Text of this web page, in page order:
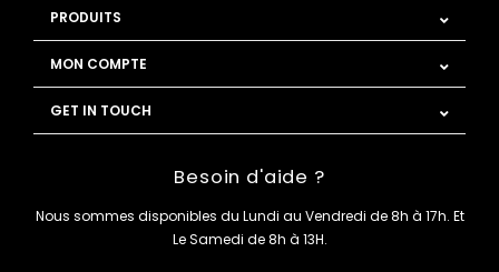
PRODUITS
MON COMPTE
GET IN TOUCH
Besoin d'aide ?
Nous sommes disponibles du Lundi au Vendredi de 8h à 17h. Et
Le Samedi de 8h à 13H.